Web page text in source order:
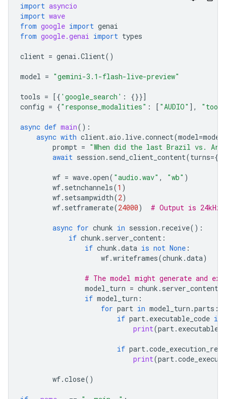
import asyncio
import wave
from google import genai
from google.genai import types
client = genai .Client()
model = "gemini-3.1-flash-live-preview"
tools = [{ 'google_search' :
{}}]
config = {"response_modalities" : [ "AUDIO" ],
async def main():
async with client.aio . live.connect(model=model
prompt = "When did the last Brazil vs.
await session . send_client_content(turns={
wf = wave.open( "audio.wav" , "wb" )
wf. setnchannels(1 )
wf. setsampwidth(2)
wf. setframerate(24000) # Output is 24kHz
async for chunk in session . receive():
if chunk . server_content :
if chunk .data is not None :
wf.writeframes(chunk .data)
# The model might generate and
model_turn = chunk . server_content
if model_turn :
for part in model_turn .parts :
if part. executable_code is
print(part.
if part.
print(part.
wf.close()